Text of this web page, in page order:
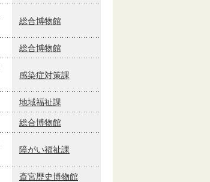
総合博物館
総合博物館
感染症対策課
地域福祉課
総合博物館
障がい福祉課
斎宮歴史博物館